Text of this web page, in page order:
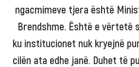
ngacmimeve tjera është
Brendshme. Është e vërtetë
ku institucionet nuk kryejnë
cilën ata edhe janë. Duhet të